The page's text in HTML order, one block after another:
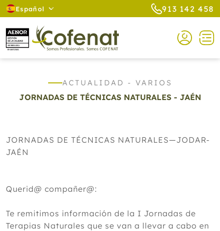
Español 913 142 458
ACTUALIDAD - VARIOS
JORNADAS DE TÉCNICAS NATURALES - JAÉN
JORNADAS DE TÉCNICAS NATURALES—JODAR-
JAÉN
Querid@ compañer@:
Te remitimos información de la I Jornadas de
Terapias Naturales que se van a llevar a cabo en